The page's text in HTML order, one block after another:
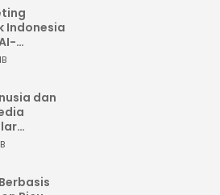
Indonesia
dan
AI